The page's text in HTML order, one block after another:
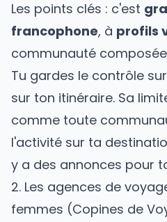
Les points clés : c'est
francophone, à profils
communauté
Tu gardes le contrôle
sur ton itinéraire. Sa
comme toute
l'activité sur ta
y a des annonces pour
2. Les agences de
femmes (Copines de